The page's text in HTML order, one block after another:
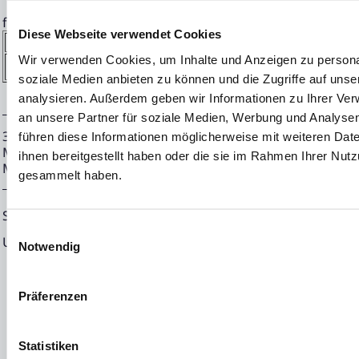
Diese Webseite verwendet Cookies
Wir verwenden Cookies, um Inhalte und Anzeigen zu
soziale Medien anbieten zu können und die Zugriffe auf
analysieren. Außerdem geben wir Informationen zu Ihrer
an unsere Partner für soziale Medien, Werbung und
führen diese Informationen möglicherweise mit weiteren
ihnen bereitgestellt haben oder die sie im Rahmen Ihrer
gesammelt haben.
Notwendig
Präferenzen
Statistiken
f) Ort des Geschäfts
Name:
Xetra
XETR
31.01.2024 CET/CEST Die EQS Distributionsservices
Meldepflichten, Corporate News/Finanznachrichten und
Medienarchiv unter https://eqs-news.com
Sprache:
Unternehmen: